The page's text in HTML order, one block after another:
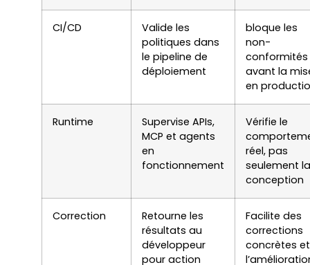
CI/CD
Valide les
politiques dans
le pipeline de
déploiement
bloque les
non-
conformités
avant la
en
Runtime
Supervise APIs,
MCP et agents
en
fonctionnement
Vérifie le
réel, pas
seulement la
conception
Correction
Retourne les
résultats au
développeur
pour action
Facilite des
corrections
concrètes et